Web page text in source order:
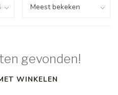
gevonden!
WINKELEN